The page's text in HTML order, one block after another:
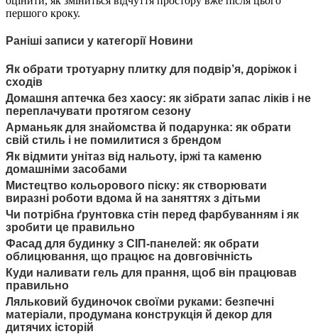
першого кроку.
Раніші записи у категорії Новини
Як обрати тротуарну плитку для подвір’я, доріжок і
сходів
Домашня аптечка без хаосу: як зібрати запас ліків і не
переплачувати протягом сезону
Арманьяк для знайомства й подарунка: як обрати
свій стиль і не помилитися з брендом
Як відмити унітаз від нальоту, іржі та каменю
домашніми засобами
Мистецтво кольорового піску: як створювати
виразні роботи вдома й на заняттях з дітьми
Чи потрібна ґрунтовка стін перед фарбуванням і як
зробити це правильно
Фасад для будинку з СІП-панелей: як обрати
облицювання, що працює на довговічність
Куди наливати гель для прання, щоб він працював
правильно
Ляльковий будиночок своїми руками: безпечні
матеріали, продумана конструкція й декор для
дитячих історій